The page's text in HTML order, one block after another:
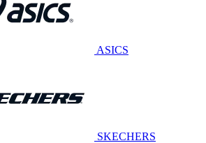
ASICS
SKECHERS